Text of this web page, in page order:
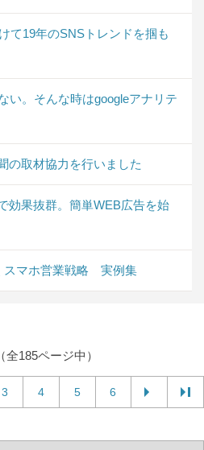
て19年のSNSトレンドを掴も
い。そんな時はgoogleアナリテ
の取材協力を行いました
効果抜群。簡単WEB広告を始
スマホ営業戦略 実例集
全185ページ中）
3 4 5 6